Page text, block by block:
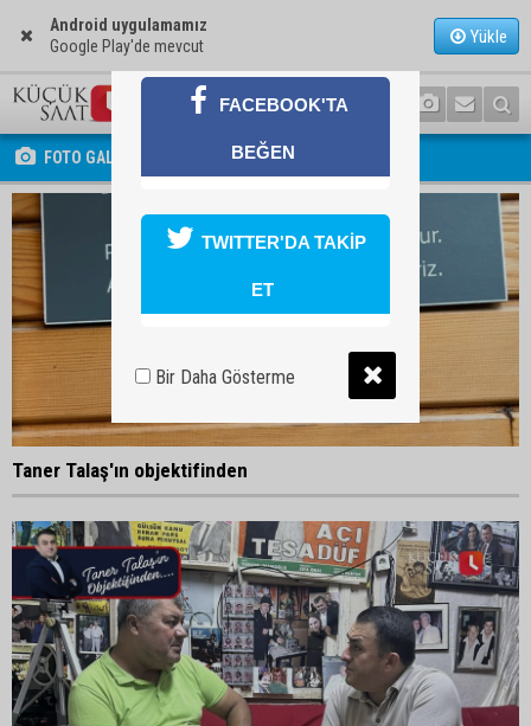
Android uygulamamız
Google Play'de mevcut
Yükle
FOTO GALERİ
Taner Talaş'ın objektifinden
FACEBOOK'TA
BEĞEN
TWITTER'DA TAKİP
ET
Bir Daha Gösterme